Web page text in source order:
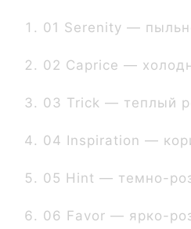
01 Serenity —
02 Caprice —
03 Trick — теплый
04 Inspiration —
05 Hint — темно-
06 Favor — ярко-